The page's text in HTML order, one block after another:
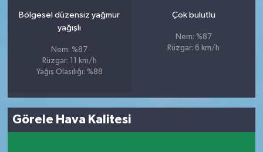
Bölgesel düzensiz yağmur
yağışlı
Nem: %87
Rüzgar: 11 km/h
Yağış Olasılığı: %88
Çok bulutlu
Nem: %87
Rüzgar: 6 km/h
Görele Hava Kalitesi